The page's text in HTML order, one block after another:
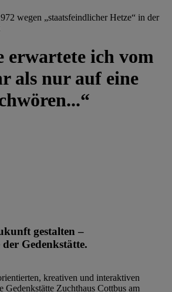
wegen „staatsfeindlicher Hetze“ in der
erwartete ich vom
als nur auf eine
gestalten –
Gedenkstätte.
kreativen und interaktiven
Gedenkstätte Zuchthaus Cottbus am